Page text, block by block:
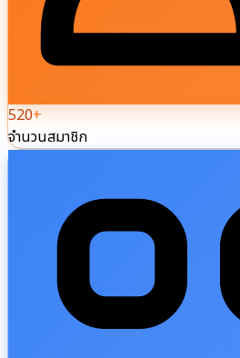
520+
จำนวนสมาชิก